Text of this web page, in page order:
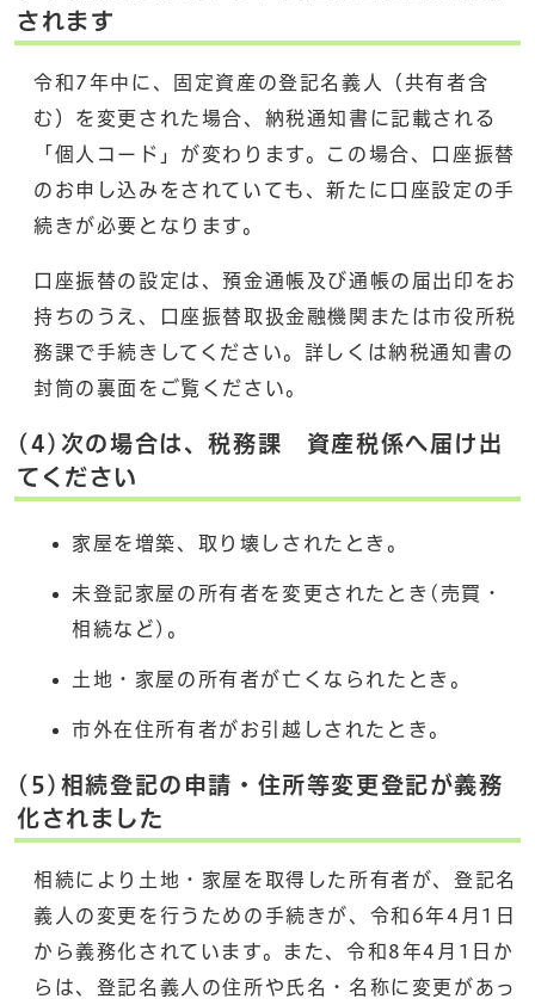
されます
令和7年中に、固定資産の登記名義人（共有者含
む）を変更された場合、納税通知書に記載される
「個人コード」が変わります。この場合、口座振替
のお申し込みをされていても、新たに口座設定の手
続きが必要となります。
口座振替の設定は、預金通帳及び通帳の届出印をお
持ちのうえ、口座振替取扱金融機関または市役所税
務課で手続きしてください。詳しくは納税通知書の
封筒の裏面をご覧ください。
(4)次の場合は、税務課 資産税係へ届け出
てください
家屋を増築、取り壊しされたとき。
未登記家屋の所有者を変更されたとき(売買・
相続など)。
土地・家屋の所有者が亡くなられたとき。
市外在住所有者がお引越しされたとき。
(5)相続登記の申請・住所等変更登記が義務
化されました
相続により土地・家屋を取得した所有者が、登記名
義人の変更を行うための手続きが、令和6年4月1日
から義務化されています。また、令和8年4月1日か
らは、登記名義人の住所や氏名・名称に変更があっ